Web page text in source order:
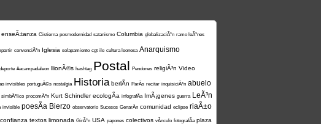
enseÃ±anza Cistierna posmodernidad satanismo Columbia globalizaciÃ³n ramo leÃ³nes
convenciÃ³n Iglesia solapamiento cgt ile cultura leonesa Anarquismo
deporte #acampadaleon llionÃ©s hashtag Postal Pendones religiÃ³n Video
invisibles portuguÃ©s nostalgia Historia berlÃ­n ParÃ­s recitar inquisiciÃ³n abuelo
simbÃ³lico procomÃºn Kurt Schindler ecologÃ­a infografÃ­a ImÃ¡genes guerra LeÃ³n
invisible poesÃ­a Bierzo observatorio Sucesos GenarÃ­n comunidad eclipse riaÃ±o
confianza textos limonada GirÃ³n USA papones colectivos vÃ­nculo fotografÃ­a plaza